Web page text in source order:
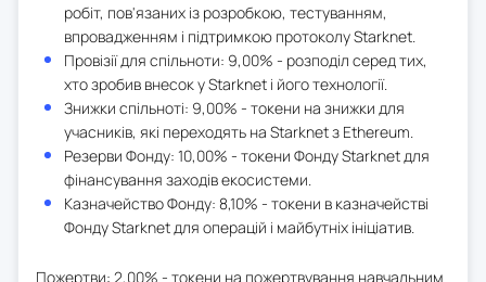
робіт, пов'язаних із розробкою, тестуванням,
впровадженням і підтримкою протоколу Starknet.
Провізії для спільноти: 9,00% - розподіл серед тих,
хто зробив внесок у Starknet і його технології.
Знижки спільноті: 9,00% - токени на знижки для
учасників, які переходять на Starknet з Ethereum.
Резерви Фонду: 10,00% - токени Фонду Starknet для
фінансування заходів екосистеми.
Казначейство Фонду: 8,10% - токени в казначействі
Фонду Starknet для операцій і майбутніх ініціатив.
Пожертви: 2,00% - токени на пожертвування навчальним